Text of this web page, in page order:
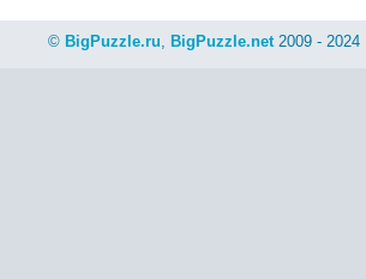
© BigPuzzle.ru, BigPuzzle.net2009 -